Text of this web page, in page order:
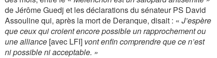
de Jérôme Guedj et les déclarations du sénateur PS David
Assouline qui, après la mort de Deranque, disait : « J’espère
que ceux qui croient encore possible un rapprochement ou
une alliance [avec LFI] vont enfin comprendre que ce n’est
ni possible ni acceptable. »